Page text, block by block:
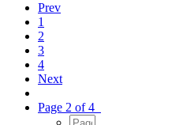
Prev
1
2
3
4
Next
Page 2 of 4